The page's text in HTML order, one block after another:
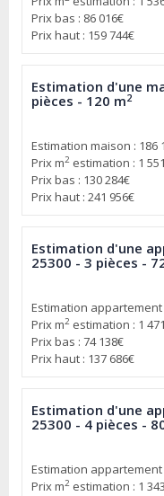
Prix bas : 86 016€
Prix haut : 159 744€
Estimation d'une
pièces - 120 m2
Estimation maison : 186
Prix m2 estimation : 1
Prix bas : 130 284€
Prix haut : 241 956€
Estimation d'une
25300 - 3 pièces -
Estimation appartement
Prix m2 estimation : 1
Prix bas : 74 138€
Prix haut : 137 686€
Estimation d'une
25300 - 4 pièces -
Estimation appartement
Prix m2 estimation : 1